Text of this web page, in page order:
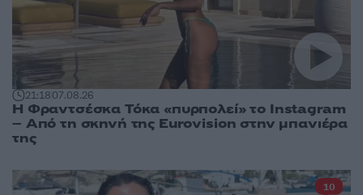
21:1807.08.26
Η Φραντσέσκα Τόκα «πυρπολεί» το Instagram
– Από τη σκηνή της Eurovision στην μπανιέρα
της
10